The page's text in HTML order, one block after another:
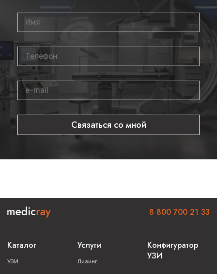
Как получить датчик C2-5-RC?
В нашем интернет-магазине доступен датчик
полной технической документацией и гарантией
производителя. Для оформления заказа или получения
консультации свяжитесь с нами по телефону
Связаться со мной
Каталог
УЗИ
Услуги
Лизинг
Конфигуратор
УЗИ
8 800 700 21 33